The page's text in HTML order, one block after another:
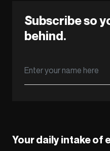
Subscribe so
behind.
Your daily intake of